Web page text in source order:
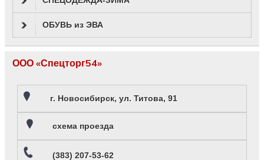
ОБУВЬ из ЭВА
ООО «Спецторг54»
г. Новосибирск, ул. Титова, 91
схема проезда
(383) 207-53-62